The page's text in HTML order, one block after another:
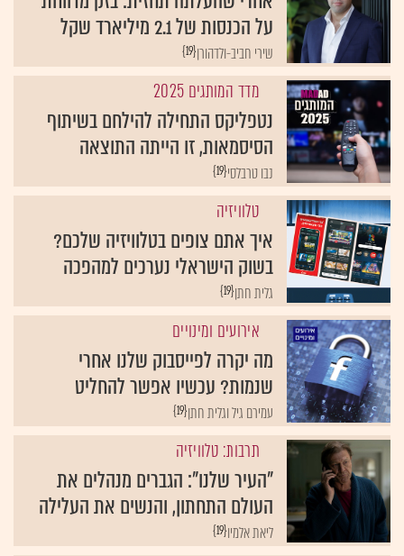
על הכנסות של 2.1 מיליארד שקל
{19}שירי חביב-ולדהורן
מדד המותגים 2025
נטפליקס התחילה להילחם בשיתוף
הסיסמאות, זו הייתה התוצאה
{19}נבו טרבלסי
טלוויזיה
איך אתם צופים בטלוויזיה שלכם?
בשוק הישראלי נערכים למהפכה
{19}גלית חתן
אירועים ומינויים
מה יקרה לפייסבוק שלנו אחרי
שנמות? עכשיו אפשר להחליט
{19}עמירם גיל וגלית חתן
תרבות: טלוויזיה
"העיר שלנו": הגברים מנהלים את
העולם התחתון, והנשים את העלילה
{19}ליאת אלמיו